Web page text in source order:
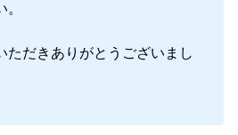
ただきありがとうございまし